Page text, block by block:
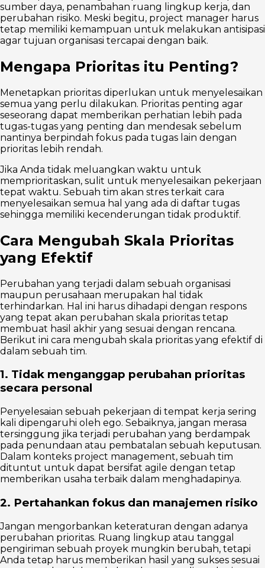
sumber daya, penambahan ruang lingkup kerja, dan
perubahan risiko. Meski begitu, project manager harus
tetap memiliki kemampuan untuk melakukan antisipasi
agar tujuan organisasi tercapai dengan baik.
Mengapa Prioritas itu Penting?
Menetapkan prioritas diperlukan untuk menyelesaikan
semua yang perlu dilakukan. Prioritas penting agar
seseorang dapat memberikan perhatian lebih pada
tugas-tugas yang penting dan mendesak sebelum
nantinya berpindah fokus pada tugas lain dengan
prioritas lebih rendah.
Jika Anda tidak meluangkan waktu untuk
memprioritaskan, sulit untuk menyelesaikan pekerjaan
tepat waktu. Sebuah tim akan stres terkait cara
menyelesaikan semua hal yang ada di daftar tugas
sehingga memiliki kecenderungan tidak produktif.
Cara Mengubah Skala Prioritas
yang Efektif
Perubahan yang terjadi dalam sebuah organisasi
maupun perusahaan merupakan hal tidak
terhindarkan. Hal ini harus dihadapi dengan respons
yang tepat akan perubahan skala prioritas tetap
membuat hasil akhir yang sesuai dengan rencana.
Berikut ini cara mengubah skala prioritas yang efektif di
dalam sebuah tim.
1. Tidak menganggap perubahan prioritas
secara personal
Penyelesaian sebuah pekerjaan di tempat kerja sering
kali dipengaruhi oleh ego. Sebaiknya, jangan merasa
tersinggung jika terjadi perubahan yang berdampak
pada penundaan atau pembatalan sebuah keputusan.
Dalam konteks project management, sebuah tim
dituntut untuk dapat bersifat agile dengan tetap
memberikan usaha terbaik dalam menghadapinya.
2. Pertahankan fokus dan manajemen risiko
Jangan mengorbankan keteraturan dengan adanya
perubahan prioritas. Ruang lingkup atau tanggal
pengiriman sebuah proyek mungkin berubah, tetapi
Anda tetap harus memberikan hasil yang sukses sesuai